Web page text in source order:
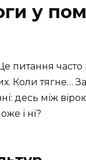
у
питання часто
Коли тягне…
десь між
і ні?